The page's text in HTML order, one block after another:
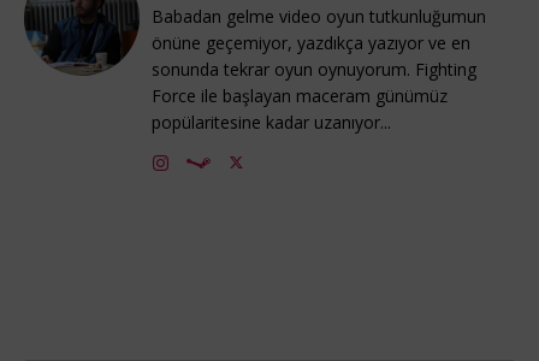
Babadan gelme video oyun tutkunluğumun
önüne geçemiyor, yazdıkça yazıyor ve en
sonunda tekrar oyun oynuyorum. Fighting
Force ile başlayan maceram günümüz
popülaritesine kadar uzanıyor...